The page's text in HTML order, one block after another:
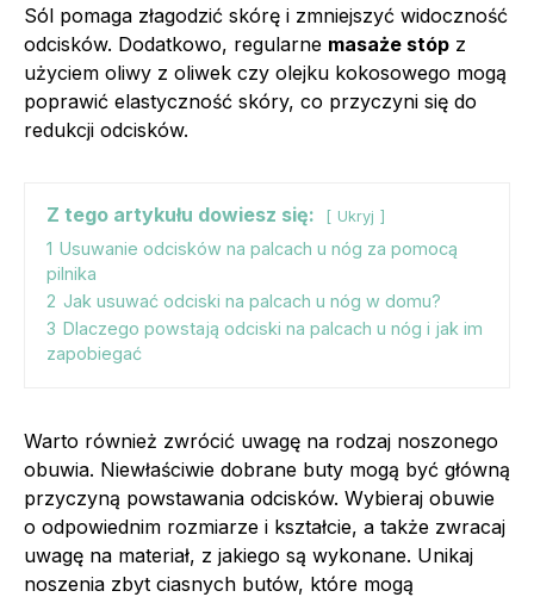
Sól pomaga złagodzić skórę i zmniejszyć widoczność
odcisków. Dodatkowo, regularne masaże stóp z
użyciem oliwy z oliwek czy olejku kokosowego mogą
poprawić elastyczność skóry, co przyczyni się do
redukcji odcisków.
Z tego artykułu dowiesz się: Ukryj
1 Usuwanie odcisków na palcach u nóg za pomocą
pilnika
2 Jak usuwać odciski na palcach u nóg w domu?
3 Dlaczego powstają odciski na palcach u nóg i jak im
zapobiegać
Warto również zwrócić uwagę na rodzaj noszonego
obuwia. Niewłaściwie dobrane buty mogą być główną
przyczyną powstawania odcisków. Wybieraj obuwie
o odpowiednim rozmiarze i kształcie, a także zwracaj
uwagę na materiał, z jakiego są wykonane. Unikaj
noszenia zbyt ciasnych butów, które mogą